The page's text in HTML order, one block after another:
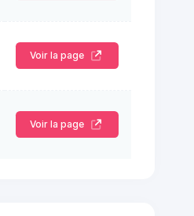
Voir la page
Voir la page